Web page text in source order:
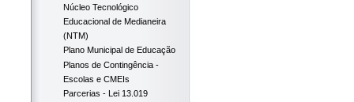
Núcleo Tecnológico
Educacional de Medianeira
(NTM)
Plano Municipal de Educação
Planos de Contingência -
Escolas e CMEIs
Parcerias - Lei 13.019